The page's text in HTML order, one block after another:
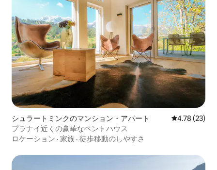
シュラートミンクのマンション・アパート レビュー23
4.78 (23)
プラナイ近くの豪華なペントハウス
ロケーション · 家族 · 徒歩移動のしやすさ